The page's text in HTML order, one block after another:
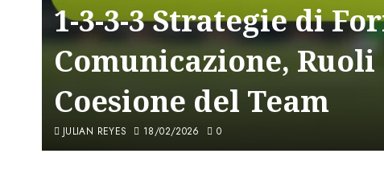
1-3-3-3 Strategie di
Comunicazione,
Coesione del Team
JULIAN REYES 18/02/2026 0